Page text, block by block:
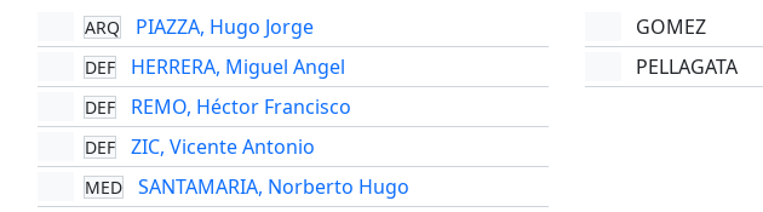
ARQ PIAZZA, Hugo Jorge
DEF HERRERA, Miguel Angel
DEF REMO, Héctor Francisco
DEF ZIC, Vicente Antonio
MED SANTAMARIA, Norberto Hugo
GOMEZ
PELLAGATA